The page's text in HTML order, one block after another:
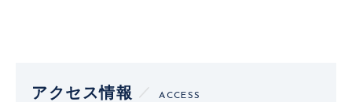
アクセス情報 ACCESS